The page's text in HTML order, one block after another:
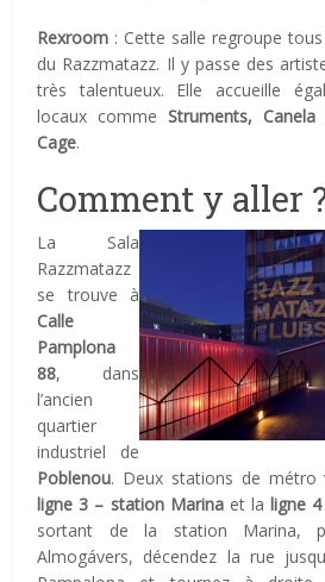
Rexroom : Cette salle regroupe
du Razzmatazz. Il y passe des
très talentueux. Elle accueille
locaux commeStruments,
Cage.
Comment y aller
La Sala
Razzmatazz
se trouve à
Calle
Pamplona
88, dans
l’ancien
quartier
industriel de
Poblenou. Deux stations de métro
ligne 3 – station Marinaet laligne
sortant de la station Marina,
Almogávers, décendez la rue